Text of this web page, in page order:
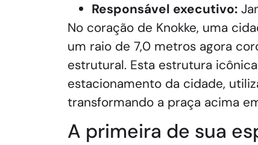
Responsável executivo:
No coração de Knokke, uma
um raio de 7,0 metros agora
estrutural. Esta estrutura
estacionamento da cidade,
transformando a praça acima
A primeira de sua